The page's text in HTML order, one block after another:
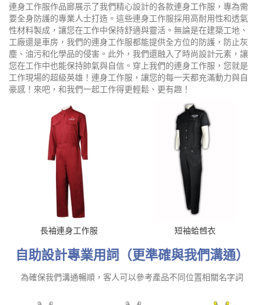
連身工作服作品廊展示了我們精心設計的各款連身工作服，專為需
要全身防護的專業人士打造。這些連身工作服採用高耐用性和透氣
性材料製成，讓您在工作中保持舒適與靈活。無論是在建築工地、
工廠還是車房，我們的連身工作服都能提供全方位的防護，防止灰
塵、油污和化學品的侵害。此外，我們還融入了時尚設計元素，讓
您在工作中也能保持帥氣與自信。穿上我們的連身工作服，您就是
工作現場的超級英雄！連身工作服，讓您的每一天都充滿動力與自
豪感！來吧，和我們一起工作得更輕鬆、更有趣！
長袖連身工作服 短袖蛤乸衣
自助設計專業用詞（更準確與我們溝通）
為確保我們溝通暢順，客人可以參考產品不同位置相關名字詞